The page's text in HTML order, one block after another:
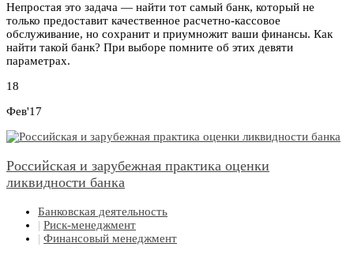
Непростая это задача — найти тот самый банк, который не
только предоставит качественное расчетно-кассовое
обслуживание, но сохранит и приумножит ваши финансы. Как
найти такой банк? При выборе помните об этих девяти
параметрах.
18
Фев'17
Российская и зарубежная практика оценки
ликвидности банка
Банковская деятельность
| Риск-менеджмент
| Финансовый менеджмент